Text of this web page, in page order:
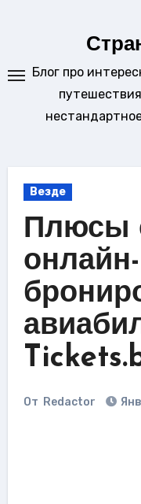
Блог про
Везде
Плюсы
онлайн-
От Redactor